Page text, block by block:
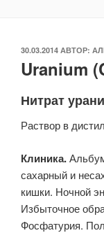
ОПУБЛИКОВАНО
30.03.2014 АВТОР:
Uranium
Нитрат
Раствор в
Клиника.
сахарный и
кишки. Ночной
Избыточное
Фосфатурия.